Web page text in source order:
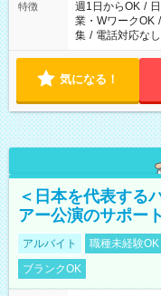
特徴 週1日からOK /
業・WワークOK /
集 / 電話対応なし
気になる！
＜日本を代表する
アー公演のサポー
アルバイト 職種未経験OK
ブランクOK